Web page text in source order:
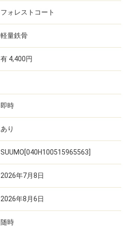
フォレストコート
軽量鉄骨
有 4,400円
即時
あり
SUUMO[040H100515965563]
2026年7月8日
2026年8月6日
随時